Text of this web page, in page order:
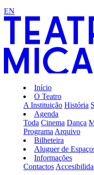
EN
Início
O Teatro
A Instituição História
Agenda
Toda Cinema Dança
Programa Arquivo
Bilheteira
Aluguer de
Informações
Contactos